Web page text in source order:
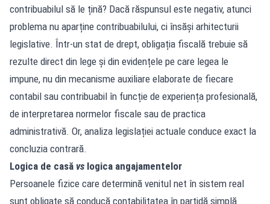
contribuabilul să le țină? Dacă răspunsul este negativ, atunci
problema nu aparține contribuabilului, ci însăși arhitecturii
legislative. Într-un stat de drept, obligația fiscală trebuie să
rezulte direct din lege și din evidențele pe care legea le
impune, nu din mecanisme auxiliare elaborate de fiecare
contabil sau contribuabil în funcție de experiența profesională,
de interpretarea normelor fiscale sau de practica
administrativă. Or, analiza legislației actuale conduce exact la
concluzia contrară.
Logica de casă vs logica angajamentelor
Persoanele fizice care determină venitul net în sistem real
sunt obligate să conducă contabilitatea în partidă simplă